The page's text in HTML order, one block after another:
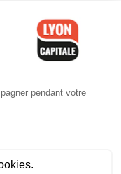
CGV-Politique de